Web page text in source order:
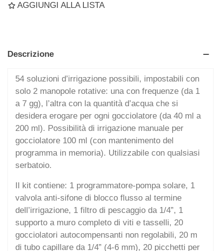
AGGIUNGI ALLA LISTA
Descrizione
54 soluzioni d’irrigazione possibili, impostabili con
solo 2 manopole rotative: una con frequenze (da 1
a 7 gg), l’altra con la quantità d’acqua che si
desidera erogare per ogni gocciolatore (da 40 ml a
200 ml). Possibilità di irrigazione manuale per
gocciolatore 100 ml (con mantenimento del
programma in memoria). Utilizzabile con qualsiasi
serbatoio.
Il kit contiene: 1 programmatore-pompa solare, 1
valvola anti-sifone di blocco flusso al termine
dell’irrigazione, 1 filtro di pescaggio da 1/4”, 1
supporto a muro completo di viti e tasselli, 20
gocciolatori autocompensanti non regolabili, 20 m
di tubo capillare da 1/4” (4-6 mm), 20 picchetti per